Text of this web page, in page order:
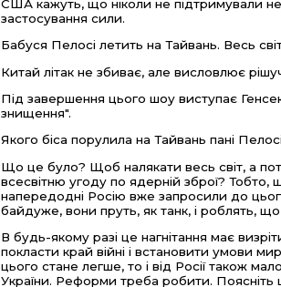
США кажуть, що ніколи не підтримували
застосування сили.
Бабуся Пелосі летить на Тайвань. Весь
Китай літак не збиває, але висловлює
Під завершення цього шоу виступає
знищення".
Якого біса порулила на Тайвань пані
Що це було? Щоб налякати весь світ, а
всесвітню угоду по ядерній зброї?
напередодні Росію вже запросили до
байдуже, вони пруть, як танк, і роблять,
В будь-якому разі це нагнітання має
покласти край війні і встановити умови
цього стане легше, то і від Росії також
України. Реформи треба робити.